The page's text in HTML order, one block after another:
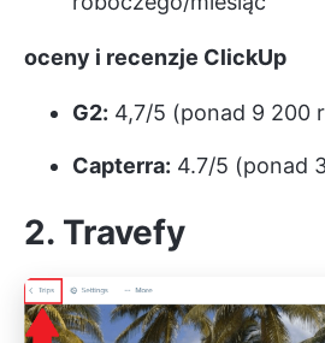
oceny i recenzje ClickUp
G2: 4,7/5 (ponad 9 200
Capterra: 4.7/5 (ponad
2. Travefy